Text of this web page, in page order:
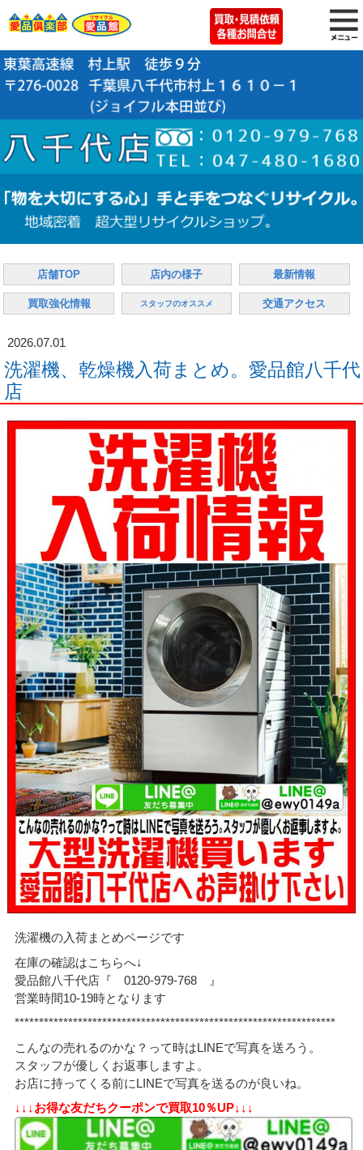
店舗TOP 店内の様子 最新情報
買取強化情報 スタッフのオススメ 交通アクセス
2026.07.01
洗濯機、乾燥機入荷まとめ。愛品館八千代
店
洗濯機の入荷まとめページです
在庫の確認はこちらへ↓
愛品館八千代店『 0120-979-768 』
営業時間10-19時となります
******************************************************************
こんなの売れるのかな？って時はLINEで写真を送ろう。
スタッフが優しくお返事しますよ。
お店に持ってくる前にLINEで写真を送るのが良いね。
↓↓↓お得な友だちクーポンで買取10％UP↓↓↓